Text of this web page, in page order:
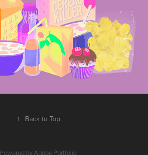
↑ Back to Top
Powered byAdobe Portfolio